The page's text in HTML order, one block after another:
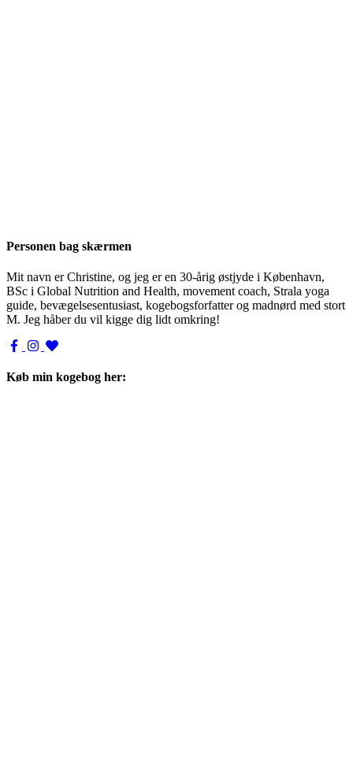
Personen bag skærmen
Mit navn er Christine, og jeg er en 30-årig østjyde i København,
BSc i Global Nutrition and Health, movement coach, Strala yoga
guide, bevægelsesentusiast, kogebogsforfatter og madnørd med stort
M. Jeg håber du vil kigge dig lidt omkring!
Køb min kogebog her: